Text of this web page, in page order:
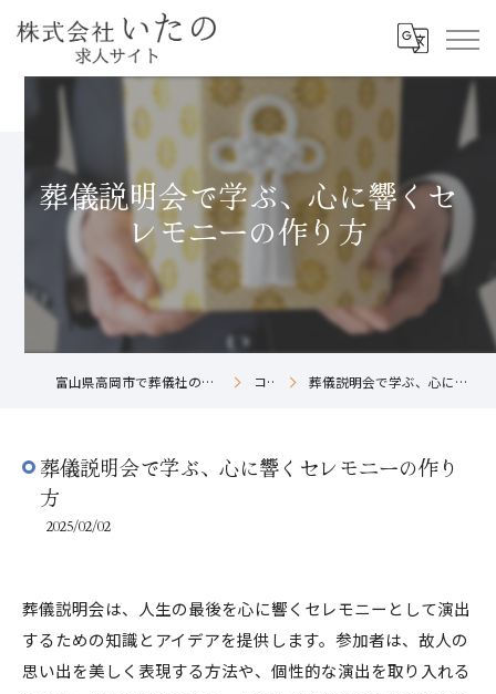
葬儀説明会で学ぶ、心に響くセ
レモニーの作り方
富山県高岡市で葬儀社の求人なら株式会社いたの コラム 葬儀説明会で学ぶ、心に響くセレモニーの作り方
葬儀説明会で学ぶ、心に響くセレモニーの作り
方
2025/02/02
葬儀説明会は、人生の最後を心に響くセレモニーとして演出
するための知識とアイデアを提供します。参加者は、故人の
思い出を美しく表現する方法や、個性的な演出を取り入れる